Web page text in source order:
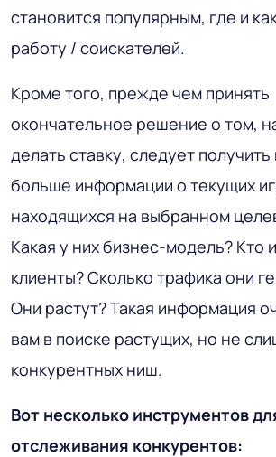
становится популярным, где и
работу / соискателей.
Кроме того, прежде чем принять
окончательное решение о том,
делать ставку, следует
больше информации о текущих
находящихся на выбранном
Какая у них бизнес-модель? Кто
клиенты? Сколько трафика они
Они растут? Такая информация
вам в поиске растущих, но не
конкурентных ниш.
Вот несколько инструментов
отслеживания конкурентов: